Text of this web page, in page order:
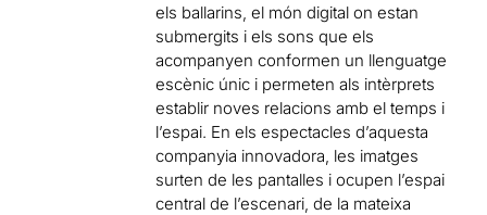
els ballarins, el món digital on estan
submergits i els sons que els
acompanyen conformen un llenguatge
escènic únic i permeten als intèrprets
establir noves relacions amb el temps i
l’espai. En els espectacles d’aquesta
companyia innovadora, les imatges
surten de les pantalles i ocupen l’espai
central de l’escenari, de la mateixa